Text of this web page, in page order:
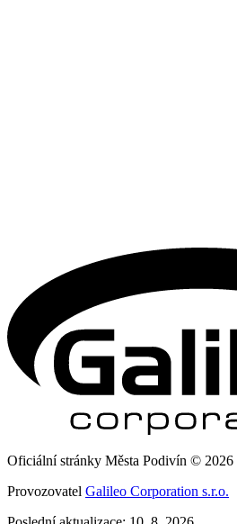
Oficiální stránky Města Podivín © 2026
Provozovatel Galileo Corporation s.r.o.